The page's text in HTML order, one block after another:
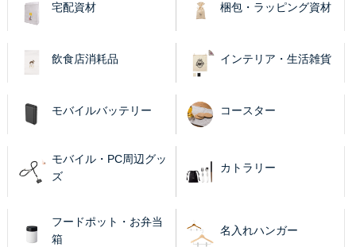
宅配資材 梱包・ラッピング資材
飲食店消耗品 インテリア・生活雑貨
モバイルバッテリー コースター
モバイル・PC周辺グッ
ズ
カトラリー
フードポット・お弁当
箱
名入れハンガー